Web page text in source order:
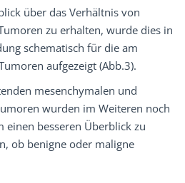
über das Verhältnis von
zu erhalten, wurde dies in
schematisch für die am
aufgezeigt (Abb.3).
mesenchymalen und
wurden im Weiteren noch
einen besseren Überblick zu
ob benigne oder maligne